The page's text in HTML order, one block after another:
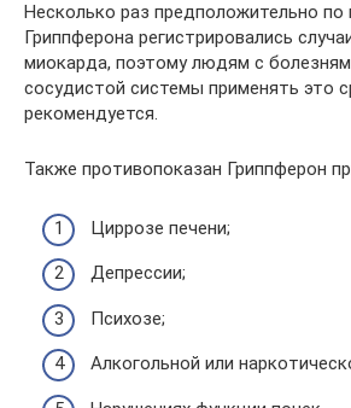
Несколько раз предположительно по
Гриппферона регистрировались
миокарда, поэтому людям с
сосудистой системы применять это
рекомендуется.
Также противопоказан Гриппферон
Циррозе печени;
Депрессии;
Психозе;
Алкогольной или